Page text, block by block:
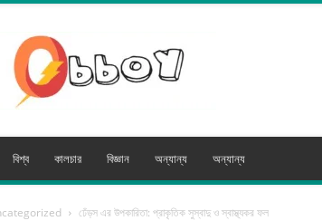
মিডিয়া
বিশ্ব কালচার বিজ্ঞান অন্যান্য অন্যান্য
ঢেঁড়স এর উপকারিতা: প্রাকৃতিক সুস্বাদু ও স্বাস্থ্যকর ফল